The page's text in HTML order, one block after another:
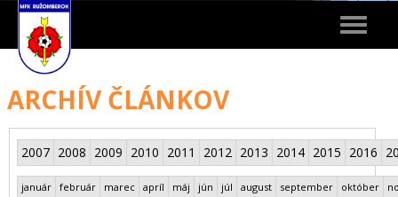
Toggle
ARCHÍV ČLÁNKOV
2007 2008 2009 2010 2011 2012 2013 2014 2015 2016
január február marec apríl máj jún júl august september október